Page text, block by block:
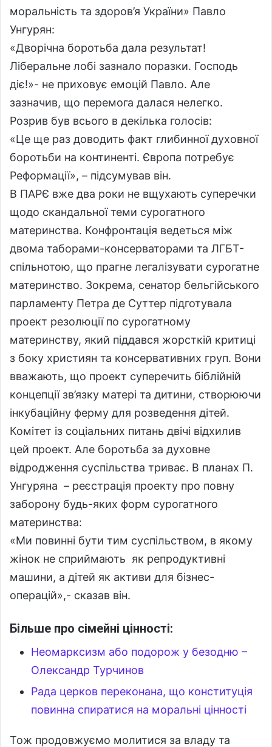
моральність та здоров’я України» Павло
Унгурян:
«Дворічна боротьба дала результат!
Ліберальне лобі зазнало поразки. Господь
діє!»- не приховує емоцій Павло. Але
зазначив, що перемога далася нелегко.
Розрив був всього в декілька голосів:
«Це ще раз доводить факт глибинної духовної
боротьби на континенті. Європа потребує
Реформації», – підсумував він.
В ПАРЄ вже два роки не вщухають суперечки
щодо скандальної теми сурогатного
материнства. Конфронтація ведеться між
двома таборами-консерваторами та ЛГБТ-
спільнотою, що прагне легалізувати сурогатне
материнство. Зокрема, сенатор бельгійського
парламенту Петра де Суттер підготувала
проект резолюції по сурогатному
материнству, який піддався жорсткій критиці
з боку християн та консервативних груп. Вони
вважають, що проект суперечить біблійній
концепції зв’язку матері та дитини, створюючи
інкубаційну ферму для розведення дітей.
Комітет із соціальних питань двічі відхилив
цей проект. Але боротьба за духовне
відродження суспільства триває. В планах П.
Унгуряна – реєстрація проекту про повну
заборону будь-яких форм сурогатного
материнства:
«Ми повинні бути тим суспільством, в якому
жінок не сприймають як репродуктивні
машини, а дітей як активи для бізнес-
операцій»,- сказав він.
Більше про сімейні цінності:
Неомарксизм або подорож у безодню –
Олександр Турчинов
Рада церков переконана, що конституція
повинна спиратися на моральні цінності
Тож продовжуємо молитися за владу та